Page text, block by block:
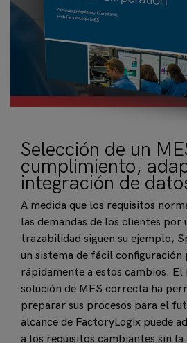
Selección de un
cumplimiento,
integración de
A medida que los requisitos
las demandas de los clientes por
trazabilidad siguen su ejemplo,
un sistema de fácil configuración
rápidamente a estos cambios.
solución de MES correcta ha
preparar sus procesos para el
alcance de FactoryLogix puede
a los requisitos cambiantes sin la